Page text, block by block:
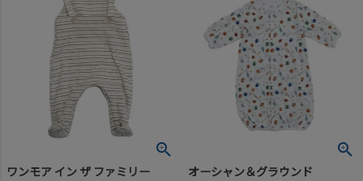
ワンモア イン ザ ファミリー オーシャン＆グラウンド